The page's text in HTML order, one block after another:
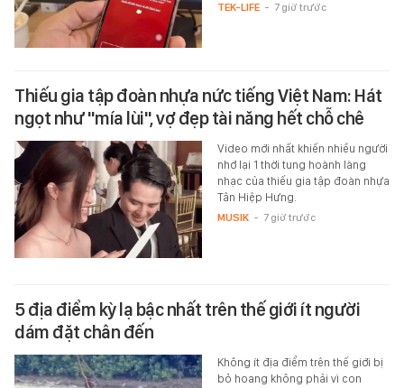
TEK-LIFE - 7 giờ trước
Thiếu gia tập đoàn nhựa nức tiếng Việt Nam: Hát
ngọt như "mía lùi", vợ đẹp tài năng hết chỗ chê
Video mới nhất khiến nhiều người
nhớ lại 1 thời tung hoành làng
nhạc của thiếu gia tập đoàn nhựa
Tân Hiệp Hưng.
MUSIK - 7 giờ trước
5 địa điểm kỳ lạ bậc nhất trên thế giới ít người
dám đặt chân đến
Không ít địa điểm trên thế giới bị
bỏ hoang không phải vì con